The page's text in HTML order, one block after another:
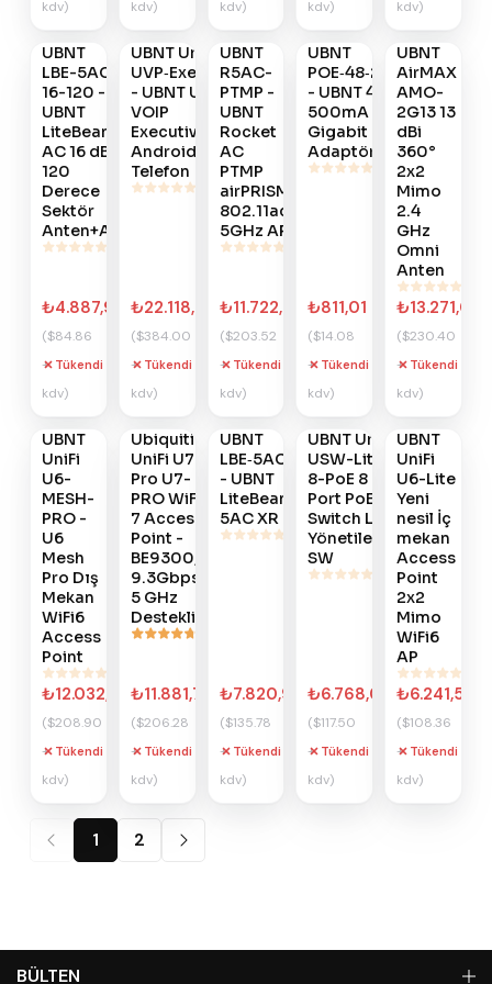
kdv)
kdv)
kdv)
kdv)
kdv)
608
Haber
Ver
UBNT
LBE-5AC-
16-120 -
UBNT
LiteBeam
AC 16 dBi
120
Derece
Sektör
Anten+AP
₺4.887,94
($84.86
+
kdv)
Tükendi
606
Haber
Ver
UBNT UniFi
UVP‑Executive
- UBNT UniFi
VOIP
Executive
Android IP
Telefon
₺22.118,40
($384.00
+
kdv)
Tükendi
565
Haber
Ver
UBNT
R5AC-
PTMP -
UBNT
Rocket
AC
PTMP
airPRISM
802.11ac
5GHz AP
₺11.722,75
($203.52
+
kdv)
Tükendi
#506
Haber
Ver
UBNT
POE‑48‑24W‑G
- UBNT 48V
500mA
Gigabit POE
Adaptör
₺811,01
($14.08
+
kdv)
Tükendi
#447
Haber
Ver
UBNT
AirMAX
AMO-
2G13 13
dBi
360°
2x2
Mimo
2.4
GHz
Omni
Anten
₺13.271,04
($230.40
+
kdv)
Tükendi
423
Gelince
Haber
Ver
UBNT
UniFi
U6-
MESH-
PRO -
U6
Mesh
Pro Dış
Mekan
WiFi6
Access
Point
₺12.032,64
($208.90
+
kdv)
Tükendi
404
Gelince
Haber
Ver
Ubiquiti
UniFi U7
Pro U7-
PRO WiFi
7 Access
Point -
BE9300,
9.3Gbps,
5 GHz
Destekli
₺11.881,73
($206.28
+
kdv)
Tükendi
399
Gelince
Haber
Ver
UBNT
LBE‑5AC‑XR
- UBNT
LiteBeam
5AC XR
₺7.820,93
($135.78
+
kdv)
Tükendi
#350
Gelince
Haber
Ver
UBNT UniFi
USW-Lite-
8-PoE 8
Port PoE
Switch Lite
Yönetilebilir
SW
₺6.768,00
($117.50
+
kdv)
Tükendi
#325
Gelince
Haber
Ver
UBNT
UniFi
U6-Lite
Yeni
nesil İç
mekan
Access
Point
2x2
Mimo
WiFi6
AP
₺6.241,54
($108.36
+
kdv)
Tükendi
1 2
BÜLTEN